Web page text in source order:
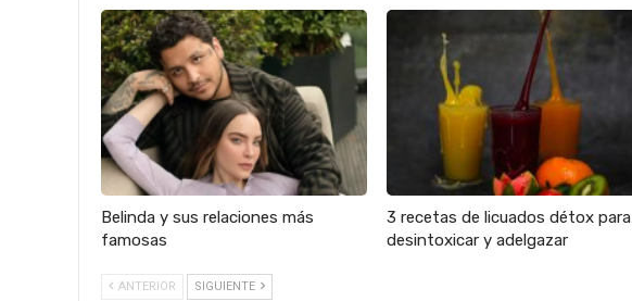
Belinda y sus relaciones más
famosas
3 recetas de licuados détox para
desintoxicar y adelgazar
ANTERIOR SIGUIENTE